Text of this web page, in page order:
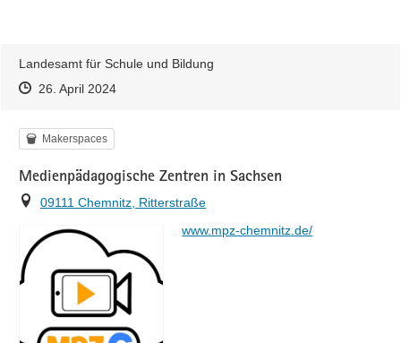
Landesamt für Schule und Bildung
Zeitpunkt des Erstellens
Zeitpunkt des Erstellens
26. April 2024Zur Äußerung
Kategorie
Makerspaces
Medienpädagogische Zentren in Sachsen
Ort
09111 Chemnitz, Ritterstraße
https://
www.mpz-chemnitz.de/